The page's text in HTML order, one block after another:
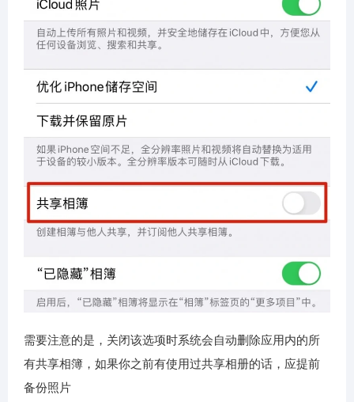
需要注意的是，关闭该选项时系统会自动删除应用内的所
有共享相簿，如果你之前有使用过共享相册的话，应提前
备份照片